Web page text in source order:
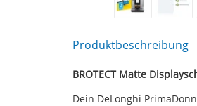
Produktbeschreibung
BROTECT Matte
Dein DeLonghi